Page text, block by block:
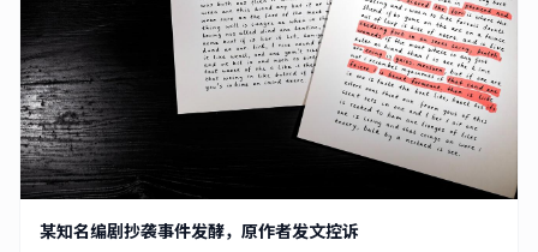
某知名编剧抄袭事件发酵，原作者发文控诉